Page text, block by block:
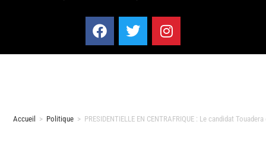
Accueil > Politique > PRESIDENTIELLE EN CENTRAFRIQUE : Le candidat